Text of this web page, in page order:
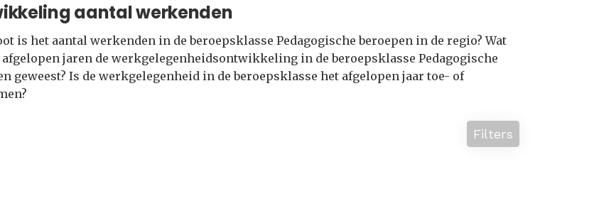
aantal werkenden
is het aantal werkenden in de beroepsklasse Pedagogische beroepen in de regio? Wat
jaren de werkgelegenheidsontwikkeling in de beroepsklasse Pedagogische
geweest? Is de werkgelegenheid in de beroepsklasse het afgelopen jaar toe- of
Filters